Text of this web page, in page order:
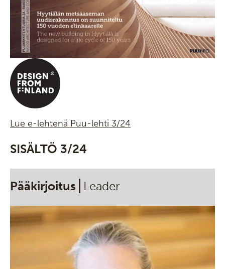
Lue e-lehtenä Puu-lehti 3/24
SISÄLTÖ 3/24
Pääkirjoitus Leader